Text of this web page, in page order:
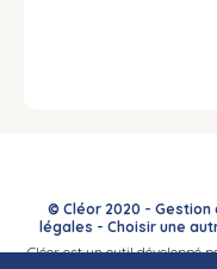
© Cléor 2020 - Gestion
légales - Choisir une
Cléor est un outil développé